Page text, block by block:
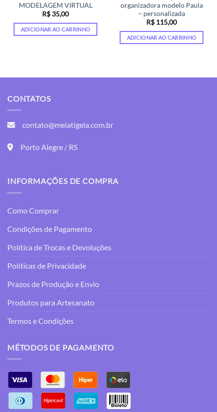
MODELAGEM VIRTUAL
R$35,00
ADICIONAR AO CARRINHO
organizadora modelo Paula
– personalizada
R$ 115,00
ADICIONAR AO CARRINHO
CONTATOS
contato@meiatigela.com.br
Porto Alegre / RS
INFORMAÇÕES DE COMPRA
Como Comprar
Condições de Pagamento
Política de Trocas e Devoluções
Políticas de Privacidade
Prazos de Produção e Envio
Produtos para Artesanato
Termos e Condições
MÉTODOS DE PAGAMENTO